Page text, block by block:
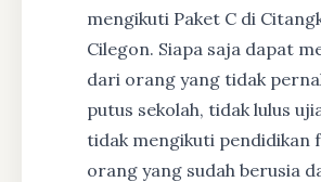
mengikuti Paket C di
Cilegon. Siapa saja dapat
dari orang yang tidak
putus sekolah, tidak lulus
tidak mengikuti pendidikan
orang yang sudah berusia